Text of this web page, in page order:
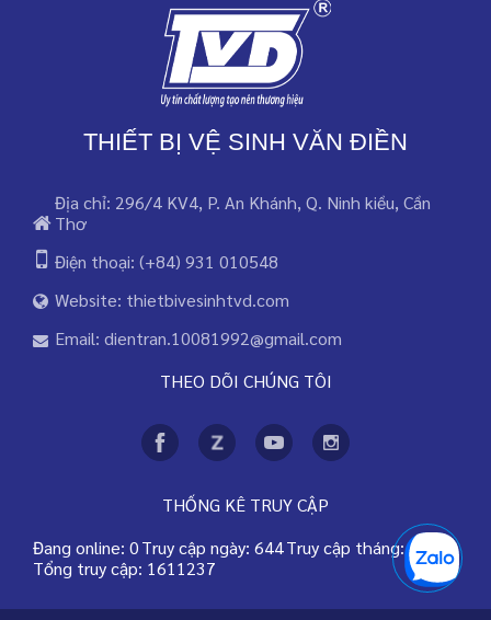
THIẾT BỊ VỆ SINH VĂN ĐIỀN
Địa chỉ: 296/4 KV4, P. An Khánh, Q. Ninh kiều, Cần
Thơ
Điện thoại: (+84) 931 010548
Website: thietbivesinhtvd.com
Email: dientran.10081992@gmail.com
THEO DÕI CHÚNG TÔI
THỐNG KÊ TRUY CẬP
Đang online: 0Truy cập ngày: 644Truy cập tháng: 78358
Tổng truy cập: 1611237